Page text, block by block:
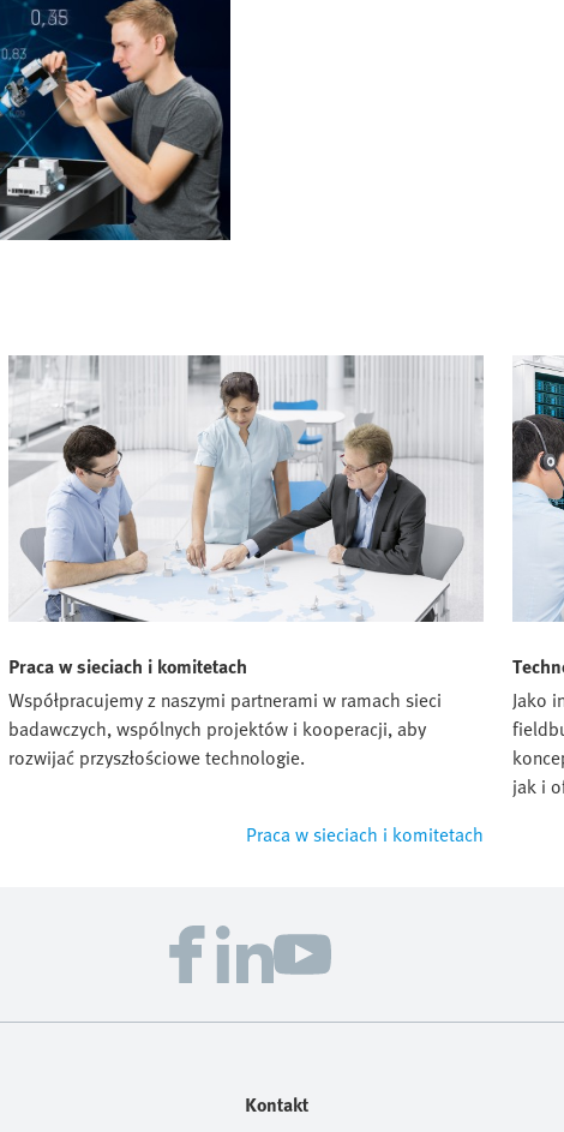
Praca w sieciach i komitetach
Współpracujemy z naszymi partnerami w ramach sieci
badawczych, wspólnych projektów i kooperacji, aby
rozwijać przyszłościowe technologie.
Praca w sieciach i komitetach
Jako
jak i
Kontakt